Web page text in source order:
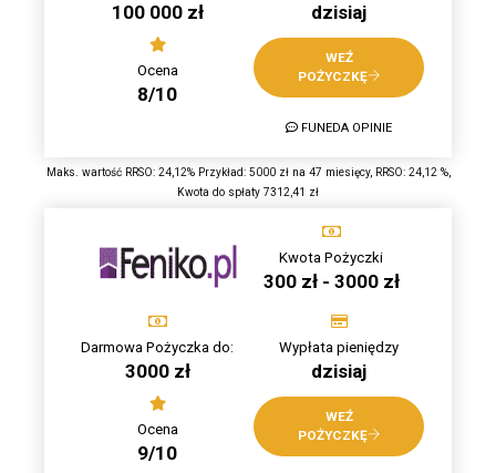
100 000 zł dzisiaj
Ocena
8/10
WEŹ
POŻYCZKĘ
FUNEDA OPINIE
Maks. wartość RRSO: 24,12% Przykład: 5000 zł na 47 miesięcy, RRSO: 24,12 %,
Kwota do spłaty 7312,41 zł
Kwota Pożyczki
300 zł - 3000 zł
Darmowa Pożyczka do:
3000 zł
Wypłata pieniędzy
dzisiaj
Ocena
9/10
WEŹ
POŻYCZKĘ